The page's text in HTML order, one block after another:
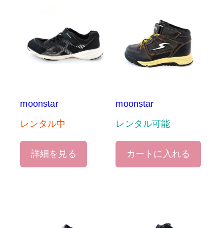
moonstar
レンタル中
詳細を見る
moonstar
レンタル可能
カートに入れる